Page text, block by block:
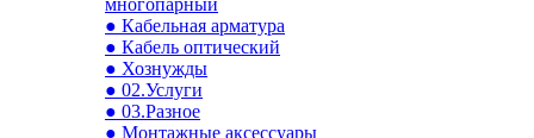
многопарный
● Кабельная арматура
● Кабель оптический
● Хознужды
● 02.Услуги
● 03.Разное
● Монтажные аксессуары